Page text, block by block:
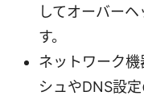
してオーバー
す。
ネットワーク
シュやDNS設